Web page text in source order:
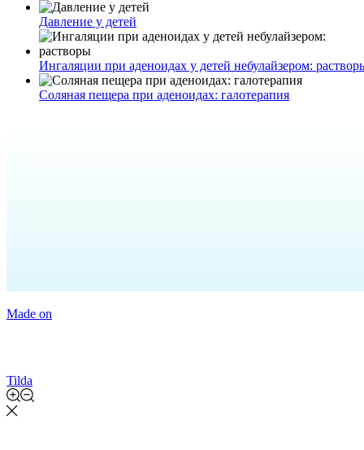
Давление у детей
Ингаляции при аденоидах у детей небулайзером:
Соляная пещера при аденоидах: галотерапия
Made on
Tilda